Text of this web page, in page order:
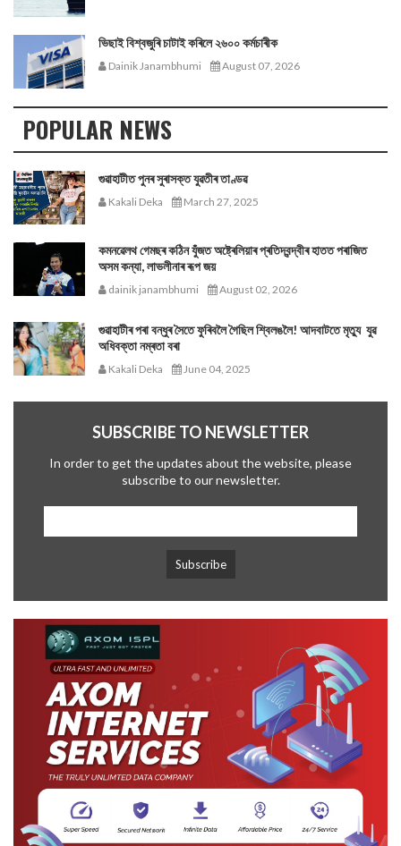
ভিছাই বিশ্বজুৰি চাটাই কৰিলে ২৬০০ কৰ্মচাৰীক
Dainik Janambhumi August 07, 2026
POPULAR NEWS
গুৱাহাটীত পুনৰ সুৰাসক্ত যুৱতীৰ তাণ্ডৱ
Kakali Deka March 27, 2025
কমনৱেলথ গেমছৰ কঠিন যুঁজত অষ্ট্ৰেলিয়াৰ প্ৰতিদ্বন্দ্বীৰ হাতত পৰাজিত
অসম কন্যা, লাভলীনাৰ ৰূপ জয়
dainik janambhumi August 02, 2026
গুৱাহাটীৰ পৰা বন্ধুৰ সৈতে ফুৰিবলৈ গৈছিল শ্বিলঙলৈ! আদবাটতে মৃত্যু যুৱ
অধিবক্তা নম্ৰতা বৰা
Kakali Deka June 04, 2025
SUBSCRIBE TO NEWSLETTER
In order to get the updates about the website, please
subscribe to our newsletter.